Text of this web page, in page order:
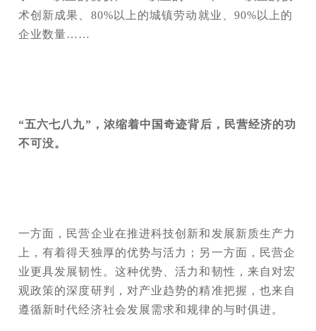
术创新成果、80%以上的城镇劳动就业、90%以上的
企业数量……
“五六七八九”，浓缩着中国奇迹背后，民营经济的功
不可没。
一方面，民营企业在推进科技创新和发展新质生产力
上，有着得天独厚的优势与活力；另一方面，民营企
业更具发展韧性。这种优势、活力和韧性，来自对宏
观政策的深度研判，对产业趋势的精准把握，也来自
遵循新时代经济社会发展需求和规律的与时俱进。